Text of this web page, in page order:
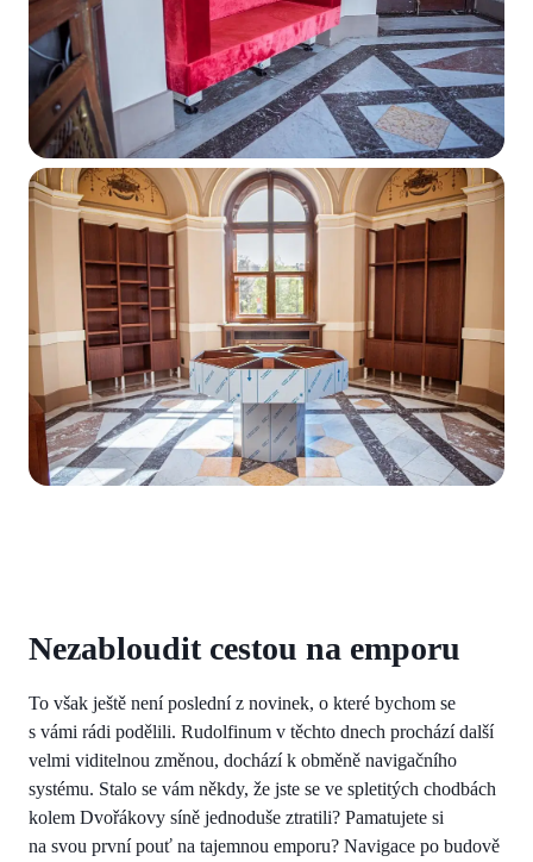
Nezabloudit cestou na emporu
To však ještě není poslední z novinek, o které bychom se
s vámi rádi podělili. Rudolfinum v těchto dnech prochází další
velmi viditelnou změnou, dochází k obměně navigačního
systému. Stalo se vám někdy, že jste se ve spletitých chodbách
kolem Dvořákovy síně jednoduše ztratili? Pamatujete si
na svou první pouť na tajemnou emporu? Navigace po budově